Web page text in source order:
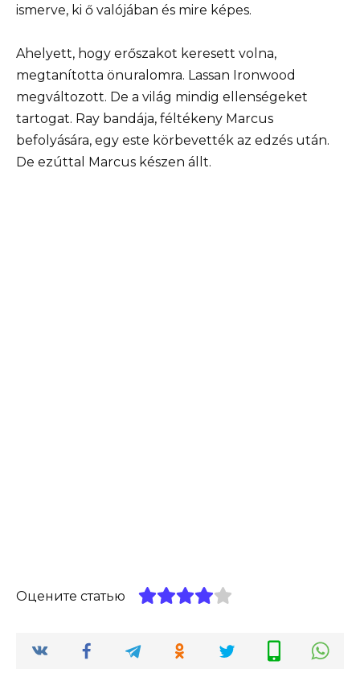
ismerve, ki ő valójában és mire képes.
Ahelyett, hogy erőszakot keresett volna,
megtanította önuralomra. Lassan Ironwood
megváltozott. De a világ mindig ellenségeket
tartogat. Ray bandája, féltékeny Marcus
befolyására, egy este körbevették az edzés után.
De ezúttal Marcus készen állt.
Оцените статью